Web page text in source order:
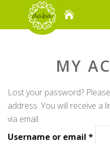
MY
Lost your password?
address. You will receive a
via email.
Username or email *